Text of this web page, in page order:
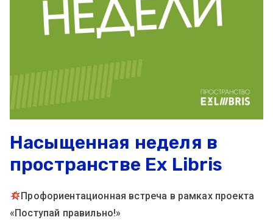
Насыщенная неделя в
пространстве Ex Libris
Профориентационная встреча в рамках проекта
«Поступай правильно!»